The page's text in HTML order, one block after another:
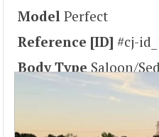
Model Perfect
Reference [ID] #cj-
Body Type Saloon/